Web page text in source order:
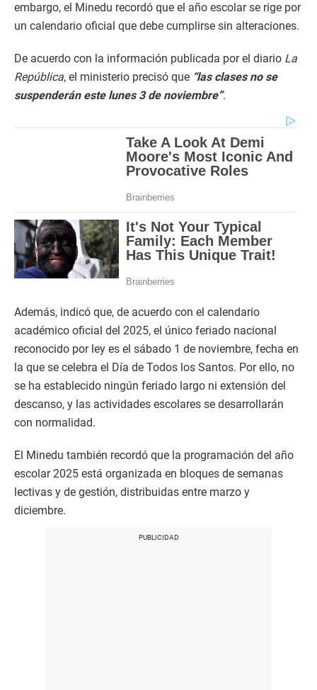
embargo, el Minedu recordó que el año escolar se rige por
un calendario oficial que debe cumplirse sin alteraciones.
De acuerdo con la información publicada por el diario La
República, el ministerio precisó que “las clases no se
suspenderán este lunes 3 de noviembre”.
Además, indicó que, de acuerdo con el calendario
académico oficial del 2025, el único feriado nacional
reconocido por ley es el sábado 1 de noviembre, fecha en
la que se celebra el Día de Todos los Santos. Por ello, no
se ha establecido ningún feriado largo ni extensión del
descanso, y las actividades escolares se desarrollarán
con normalidad.
El Minedu también recordó que la programación del año
escolar 2025 está organizada en bloques de semanas
lectivas y de gestión, distribuidas entre marzo y
diciembre.